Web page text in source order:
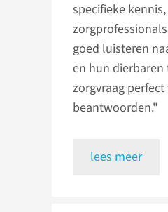
specifieke
goed luisteren
en hun
zorgvraag perfect
beantwoorden."
lees meer